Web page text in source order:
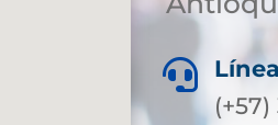

(+57)